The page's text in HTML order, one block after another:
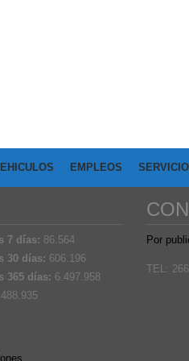
EMPLEOS
7 días: 86.564
30 días: 606.196
365 días: 6.497.958
Por
TEL: